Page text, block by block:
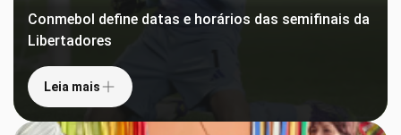
Conmebol define datas e horários das semifinais da
Libertadores
Leia mais